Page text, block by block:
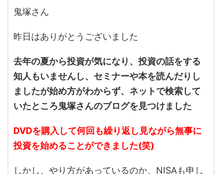
鬼塚さん
昨日はありがとうございました
去年の夏から投資が気になり、投資の話をする
知人もいませんし、セミナーや本を読んだりし
ましたが始め方がわからず、ネットで検索して
いたところ鬼塚さんのブログを見つけました
DVDを購入して何回も繰り返し見ながら無事に
投資を始めることができました(笑)
しかし、やり方があっているのか、NISAも申し